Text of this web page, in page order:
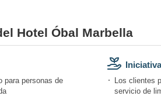
Hotel Óbal Marbella
para personas de
Los clientes
servicio de